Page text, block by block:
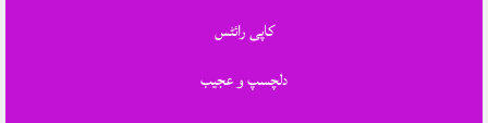
کاپی رائٹس
دلچسپ و عجیب